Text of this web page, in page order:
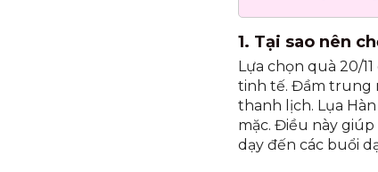
1. Tại sao nên
Lựa chọn quà 20/
tinh tế. Đầm trung
thanh lịch. Lụa
mặc. Điều này
dạy đến các buổi